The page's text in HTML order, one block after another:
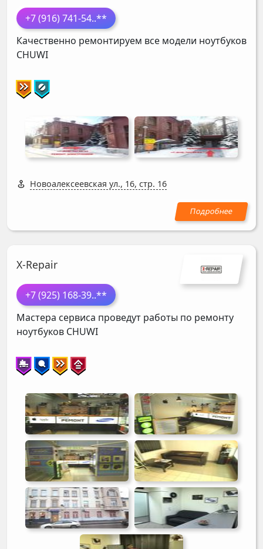
+7 (916) 741-54..**
Качественно ремонтируем все модели ноутбуков
CHUWI
Новоалексеевская ул., 16, стр. 16
X-Repair
+7 (925) 168-39..**
Мастера сервиса проведут работы по ремонту
ноутбуков CHUWI